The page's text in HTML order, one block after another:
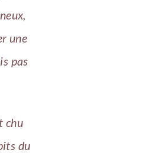
une
pas
chu
du